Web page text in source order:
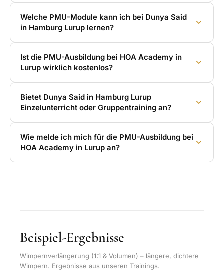
Welche PMU-Module kann ich bei Dunya Said
in Hamburg Lurup lernen?
Ist die PMU-Ausbildung bei HOA Academy in
Lurup wirklich kostenlos?
Bietet Dunya Said in Hamburg Lurup
Einzelunterricht oder Gruppentraining an?
Wie melde ich mich für die PMU-Ausbildung bei
HOA Academy in Lurup an?
Beispiel-Ergebnisse
Wimpernverlängerung (1:1 & Volumen) – längere, dichtere
Wimpern. Ergebnisse aus unseren Trainings.